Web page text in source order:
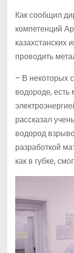
Как сообщил
компетенций
казахстанских
проводить
– В некоторых
водороде,
рассказал
водород
разработкой
как в губке,